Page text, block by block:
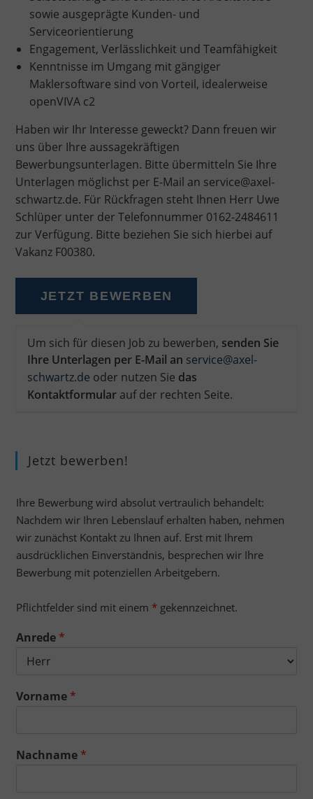
sowie ausgeprägte Kunden- und
Serviceorientierung
Engagement, Verlässlichkeit und Teamfähigkeit
Kenntnisse im Umgang mit gängiger
Maklersoftware sind von Vorteil, idealerweise
openVIVA c2
Haben wir Ihr Interesse geweckt? Dann freuen wir
uns über Ihre aussagekräftigen
Bewerbungsunterlagen. Bitte übermitteln Sie Ihre
Unterlagen möglichst per E-Mail an service@axel-
schwartz.de. Für Rückfragen steht Ihnen Herr Uwe
Schlüper unter der Telefonnummer 0162-2484611
zur Verfügung. Bitte beziehen Sie sich hierbei auf
Vakanz F00380.
Um sich für diesen Job zu bewerben, senden Sie
Ihre Unterlagen per E-Mail an service@axel-
schwartz.de oder nutzen Sie das
Kontaktformular auf der rechten Seite.
Jetzt bewerben!
Ihre Bewerbung wird absolut vertraulich behandelt:
Nachdem wir Ihren Lebenslauf erhalten haben, nehmen
wir zunächst Kontakt zu Ihnen auf. Erst mit Ihrem
ausdrücklichen Einverständnis, besprechen wir Ihre
Bewerbung mit potenziellen Arbeitgebern.
Pflichtfelder sind mit einem * gekennzeichnet.
Anrede *
Vorname *
Nachname *